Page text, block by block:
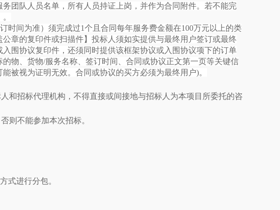
团队人员名单，所有人员持证上岗，并作为合同附件。若不能完
时间为准）须完成过1个且合同每年服务费金额在100万元以上的类
章的复印件或扫描件】投标人须如实提供与最终用户签订或最终
围协议复印件，还须同时提供该框架协议或入围协议项下的订单
物、货物/服务名称、签订时间、合同或协议正文第一页等关键信
被视为证明无效。合同或协议的买方必须为最终用户)。
和招标代理机构，不得直接或间接地与招标人为本项目所委托的咨
则不能参加本次招标。
式进行分包。